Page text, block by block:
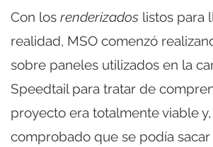
Con los renderizados listos para
realidad, MSO comenzó
sobre paneles utilizados en la
Speedtail para tratar de
proyecto era totalmente viable
comprobado que se podía